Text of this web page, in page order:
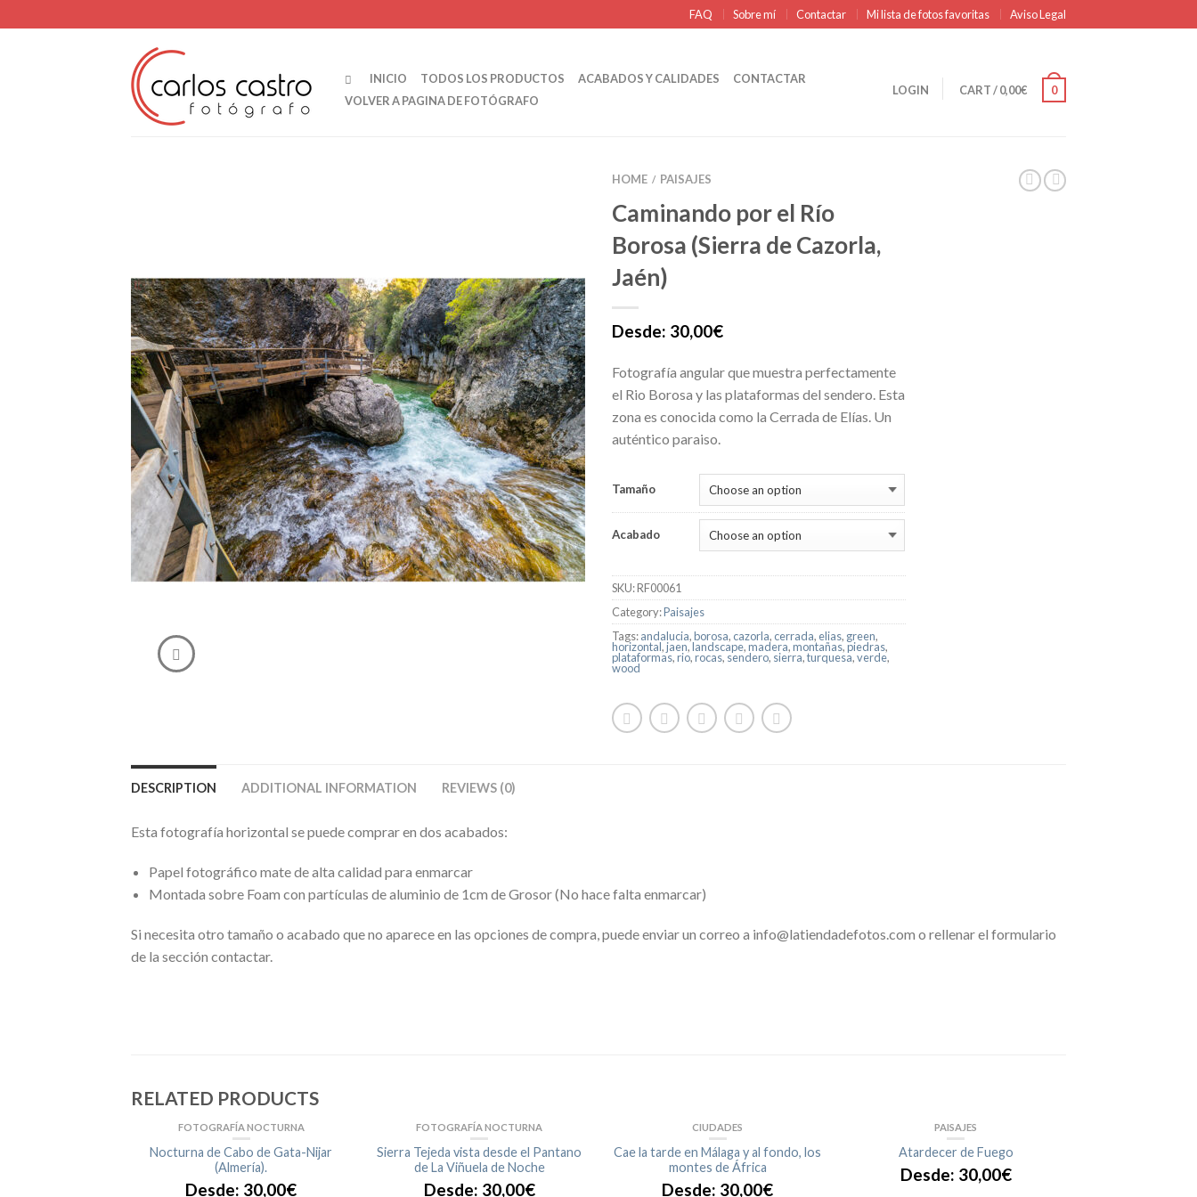
FAQ Sobre mí Contactar Mi lista de fotos favoritas Aviso Legal
INICIO TODOS LOS PRODUCTOS ACABADOS Y CALIDADES
CONTACTAR
VOLVER A PAGINA DE FOTÓGRAFO
LOGIN CART/0,00€ 0
HOME / PAISAJES
Caminando por el Río
Borosa (Sierra de Cazorla,
Jaén)
Desde: 30,00€
Fotografía angular que muestra perfectamente
el Rio Borosa y las plataformas del sendero. Esta
zona es conocida como la Cerrada de Elías. Un
auténtico paraiso.
Tamaño
Acabado
SKU:RF00061
Category:Paisajes
Tags:andalucia,borosa, cazorla, cerrada, elias, green,
horizontal,jaen,landscape,madera,montañas,piedras,
plataformas,rio,rocas, sendero, sierra,turquesa,verde,
wood
DESCRIPTION ADDITIONAL INFORMATION REVIEWS (0)
Esta fotografía horizontal se puede comprar en dos acabados:
Papel fotográfico mate de alta calidad para enmarcar
Montada sobre Foam con partículas de aluminio de 1cm de Grosor (No hace falta enmarcar)
Si necesita otro tamaño o acabado que no aparece en las opciones de compra, puede enviar un correo a info@latiendadefotos.com o rellenar el formulario
de la sección contactar.
RELATED PRODUCTS
FOTOGRAFÍA NOCTURNA
Nocturna de Cabo de Gata-Nijar
(Almería).
Desde: 30,00€
FOTOGRAFÍA NOCTURNA
Sierra Tejeda vista desde el Pantano
de La Viñuela de Noche
Desde: 30,00€
CIUDADES
Cae la tarde en Málaga y al fondo, los
montes de África
Desde: 30,00€
PAISAJES
Atardecer de Fuego
Desde: 30,00€